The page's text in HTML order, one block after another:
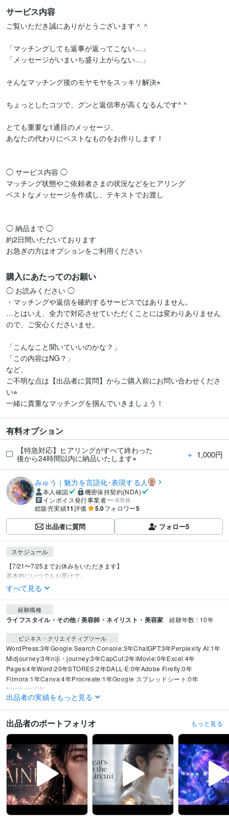
サービス内容
ご覧いただき誠にありがとうございます＾＾
「マッチングしても返事が返ってこない…」
「メッセージがいまいち盛り上がらない…」
そんなマッチング後のモヤモヤをスッキリ解決⭐︎
ちょっとしたコツで、グンと返信率が高くなるんです^ ^
とても重要な1通目のメッセージ、
あなたの代わりにベストなものをお作りします！
◯ サービス内容 ◯
マッチング状態やご依頼者さまの状況などをヒアリング
ベストなメッセージを作成し、テキストでお渡し
◯ 納品まで ◯
約2日間いただいております
お急ぎの方はオプションをご利用ください
購入にあたってのお願い
◯ お読みください ◯
・マッチングや返信を確約するサービスではありません。
…とはいえ、全力で対応させていただくことには変わりありません
ので、ご安心くださいませ。
「こんなこと聞いていいのかな？」
「この内容はNG？」
など、
ご不明な点は【出品者に質問】からご購入前にお問い合わせくださ
い⭐︎
有料オプション
【特急対応】ヒアリングがすべて終わった
後から24時間以内に納品いたします⭐︎
＋ 1,000円
みゅう｜魅力を言語化･表現する人
本人確認
機密保持契約(NDA)
インボイス発行事業者
未登録
総販売実績11評価 5.0フォロワー5
出品者に質問 フォロー5
スケジュール
【7/21〜7/25までお休みをいただきます】
基本的にいつでもお受けで...
すべて見る
経験職種
ライフスタイル・その他 / 美容師・ネイリスト・美容家 経験年数 : 10年
ビジネス・クリエイティブツール
WordPress:3年Google Search Console:3年ChatGPT:3年Perplexity AI:1年
Midjourney:3年niji・journey:3年CapCut:2年iMovie:0年Excel:4年
Pages:4年Word:20年STORES:2年DALL-E:0年Adobe Firefly:0年
Filmora:1年Canva:4年Procreate:1年Google スプレッドシート:0年
Numbers:0年
生成AI活用・開発・制作
悩み相談・カウンセリング モテるプロフィール添削・作成
出品者の実績をもっと見る
出品者のポートフォリオ もっと見る